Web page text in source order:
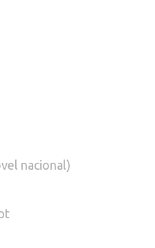
nacional)